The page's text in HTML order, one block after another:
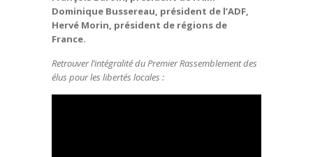
Dominique Bussereau, président de l’ADF,
Hervé Morin, président de régions de
France.
Retrouver l’intégralité du Premier Rassemblement des
élus pour les libertés locales :